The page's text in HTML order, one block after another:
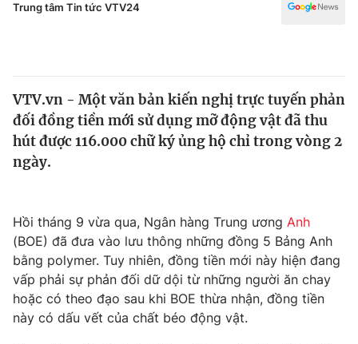
Pháp luật
Thế giới
Tin tức
Thế giới đó đây
Kinh tế
Thị trường
Góc doanh nghiệp
Truyền hình
Phim VTV
Hậu trường
Giải trí
Điện ảnh
Trung tâm Tin tức VTV24
VTV.vn - Một văn bản kiến nghị trực tuyến phản
đối đồng tiền mới sử dụng mỡ động vật đã thu
hút được 116.000 chữ ký ủng hộ chỉ trong vòng 2
ngày.
Hồi tháng 9 vừa qua, Ngân hàng Trung ương Anh
(BOE) đã đưa vào lưu thông những đồng 5 Bảng Anh
bằng polymer. Tuy nhiên, đồng tiền mới này hiện đang
vấp phải sự phản đối dữ dội từ những người ăn chay
hoặc có theo đạo sau khi BOE thừa nhận, đồng tiền
này có dấu vết của chất béo động vật.